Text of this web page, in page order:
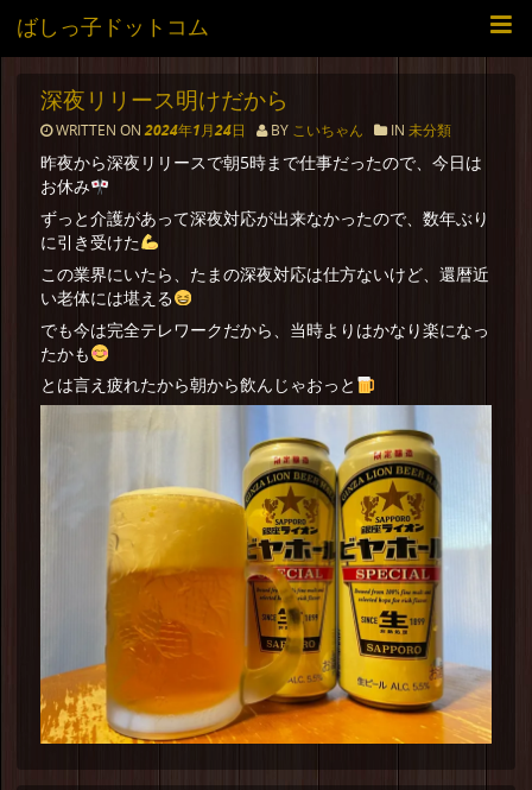
ばしっ子ドットコム
深夜リリース明けだから
WRITTEN ON 2024年1月24日 BY こいちゃん IN 未分類
昨夜から深夜リリースで朝5時まで仕事だったので、今日は
お休み
ずっと介護があって深夜対応が出来なかったので、数年ぶり
に引き受けた
この業界にいたら、たまの深夜対応は仕方ないけど、還暦近
い老体には堪える
でも今は完全テレワークだから、当時よりはかなり楽になっ
たかも
とは言え疲れたから朝から飲んじゃおっと